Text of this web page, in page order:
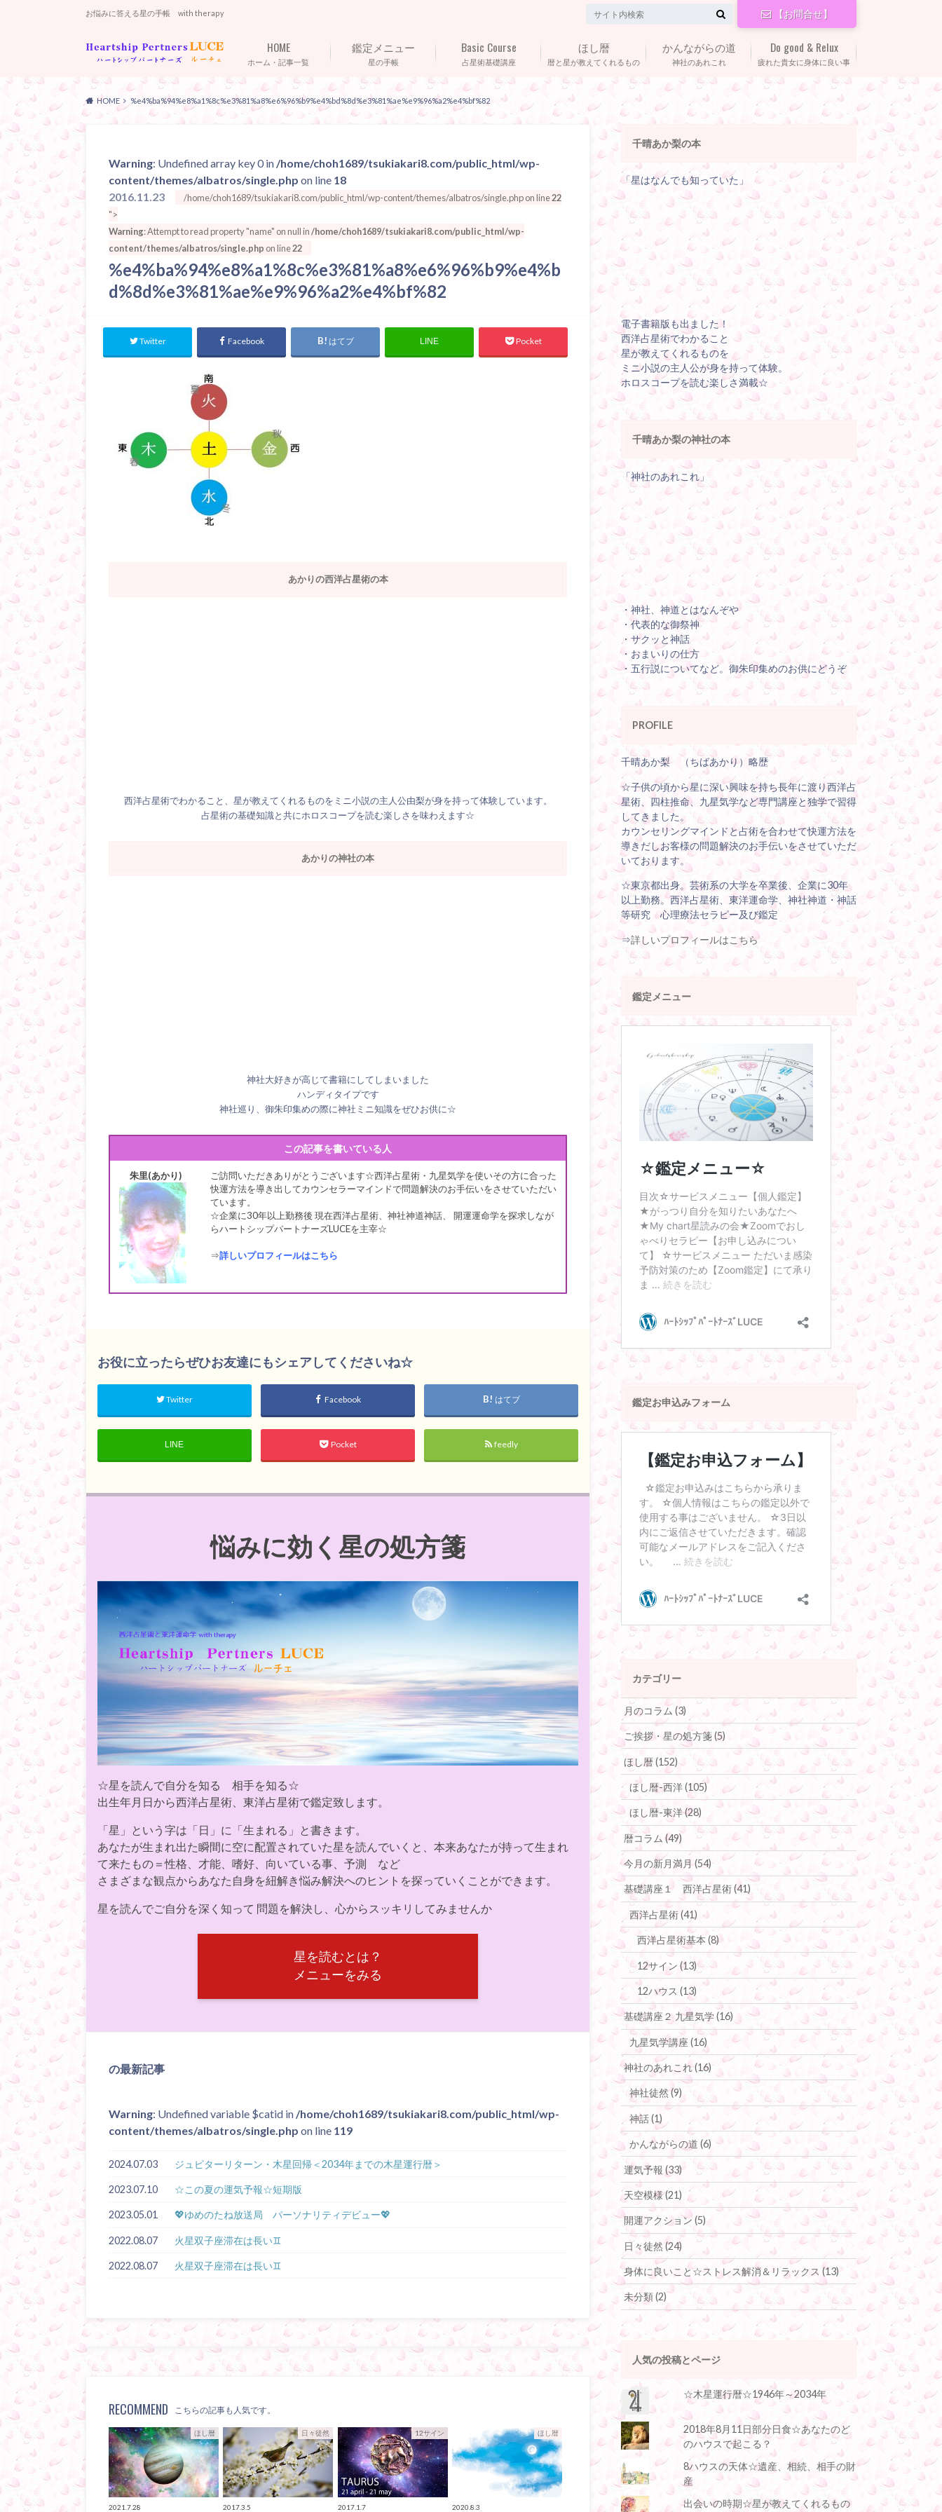
お悩みに答える星の手帳 with therapy 【お問合せ】
ホーム・記事一覧
HOME
星の手帳
鑑定メニュー
占星術基礎講座
Basic Course
暦と星が教えてくれるもの
ほし暦
神社のあれこれ
かんながらの道
疲れた貴女に身体に良い事
Do good & Relux
HOME %e4%ba%94%e8%a1%8c%e3%81%a8%e6%96%b9%e4%bd%8d%e3%81%ae%e9%96%a2%e4%bf%82
Warning: Undefined array key 0 in /home/choh1689/tsukiakari8.com/public_html/wp-
content/themes/albatros/single.php on line 18
2016.11.23
/home/choh1689/tsukiakari8.com/public_html/wp-content/themes/albatros/single.php on line22
">
Warning: Attempt to read property "name" on null in /home/choh1689/tsukiakari8.com/public_html/wp-
content/themes/albatros/single.php on line22
%e4%ba%94%e8%a1%8c%e3%81%a8%e6%96%b9%e4%b
d%8d%e3%81%ae%e9%96%a2%e4%bf%82
Twitter Facebook はてブ LINE Pocket
あかりの西洋占星術の本
西洋占星術でわかること、星が教えてくれるものをミニ小説の主人公由梨が身を持って体験しています。
占星術の基礎知識と共にホロスコープを読む楽しさを味わえます☆
あかりの神社の本
神社大好きが高じて書籍にしてしまいました
ハンディタイプです
神社巡り、御朱印集めの際に神社ミニ知識をぜひお供に☆
この記事を書いている人
朱里(あかり)
ご訪問いただきありがとうございます☆西洋占星術・九星気学を使いその方に合った
快運方法を導き出してカウンセラーマインドで問題解決のお手伝いをさせていただい
ています。
☆企業に30年以上勤務後 現在西洋占星術、神社神道神話、 開運運命学を探求しなが
らハートシップパートナーズLUCEを主宰☆
⇒詳しいプロフィールはこちら
お役に立ったらぜひお友達にもシェアしてくださいね☆
Twitter Facebook はてブ
LINE Pocket feedly
悩みに効く星の処方箋
☆星を読んで自分を知る 相手を知る☆
出生年月日から西洋占星術、東洋占星術で鑑定致します。
「星」という字は「日」に「生まれる」と書きます。
あなたが生まれ出た瞬間に空に配置されていた星を読んでいくと、本来あなたが持って生まれ
て来たもの＝性格、才能、嗜好、向いている事、予測 など
さまざまな観点からあなた自身を紐解き悩み解決へのヒントを探っていくことができます。
星を読んでご自分を深く知って 問題を解決し、心からスッキリしてみませんか
星を読むとは？
メニューをみる
の最新記事
Warning: Undefined variable $catid in /home/choh1689/tsukiakari8.com/public_html/wp-
content/themes/albatros/single.php on line 119
2024.07.03 ジュピターリターン・木星回帰＜2034年までの木星運行暦＞
2023.07.10 ☆この夏の運気予報☆短期版
2023.05.01 💖ゆめのたね放送局 パーソナリティデビュー💖
2022.08.07 火星双子座滞在は長い♊
2022.08.07 火星双子座滞在は長い♊
RECOMMEND こちらの記事も人気です。
ほし暦
2021.7.28
日々徒然
2017.3.5
12サイン
2017.1.7
ほし暦
2020.8.3
千晴あか梨の本
「星はなんでも知っていた」
電子書籍版も出ました！
西洋占星術でわかること
星が教えてくれるものを
ミニ小説の主人公が身を持って体験。
ホロスコープを読む楽しさ満載☆
千晴あか梨の神社の本
「神社のあれこれ」
・神社、神道とはなんぞや
・代表的な御祭神
・サクッと神話
・おまいりの仕方
・五行説についてなど。御朱印集めのお供にどうぞ
PROFILE
千晴あか梨 （ちばあかり）略歴
☆子供の頃から星に深い興味を持ち長年に渡り西洋占
星術、四柱推命、九星気学など専門講座と独学で習得
してきました。
カウンセリングマインドと占術を合わせて快運方法を
導きだしお客様の問題解決のお手伝いをさせていただ
いております。
☆東京都出身。芸術系の大学を卒業後、企業に30年
以上勤務。西洋占星術、東洋運命学、神社神道・神話
等研究 心理療法セラピー及び鑑定
⇒詳しいプロフィールはこちら
鑑定メニュー
鑑定お申込みフォーム
カテゴリー
月のコラム(3)
ご挨拶・星の処方箋(5)
ほし暦(152)
ほし暦-西洋(105)
ほし暦-東洋(28)
暦コラム(49)
今月の新月満月(54)
基礎講座１ 西洋占星術(41)
西洋占星術(41)
西洋占星術基本(8)
12サイン(13)
12ハウス(13)
基礎講座２ 九星気学(16)
九星気学講座 (16)
神社のあれこれ(16)
神社徒然(9)
神話(1)
かんながらの道 (6)
運気予報(33)
天空模様(21)
開運アクション(5)
日々徒然(24)
身体に良いこと☆ストレス解消＆リラックス(13)
未分類(2)
人気の投稿とページ
☆木星運行暦☆1946年～2034年
2018年8月11日部分日食☆あなたのど
のハウスで起こる？
8ハウスの天体☆遺産、相続、相手の財
産
出会いの時期☆星が教えてくれるもの